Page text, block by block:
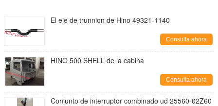
El eje de trunnion de Hino 49321-1140
Consulta ahora
HINO 500 SHELL de la cabina
Consulta ahora
Conjunto de interruptor combinado ud 25560-02Z60